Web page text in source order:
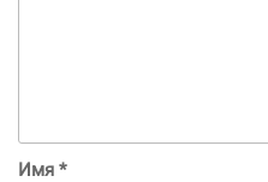
Имя *